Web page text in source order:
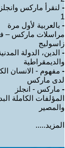
- لنقرأ ماركس
1
- بالعربية لأول مرة
مراسلات ماركس –
زاسوليج
- الدين، الدولة
والديمقراطية
- مفهوم - الانسان
لدى ماركس
- ماركس - انجلز
المؤلفات الكاملة
والمصير
المزيد.....